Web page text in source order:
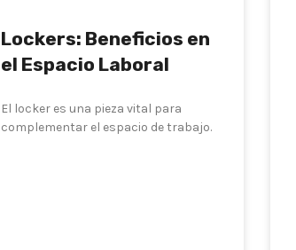
Lockers: Beneficios en
el Espacio Laboral
El locker es una pieza vital para
complementar el espacio de trabajo.